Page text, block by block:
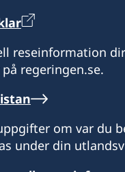
konsulat
konsulat
reseinformation
på regeringen.se.
om var du
under din